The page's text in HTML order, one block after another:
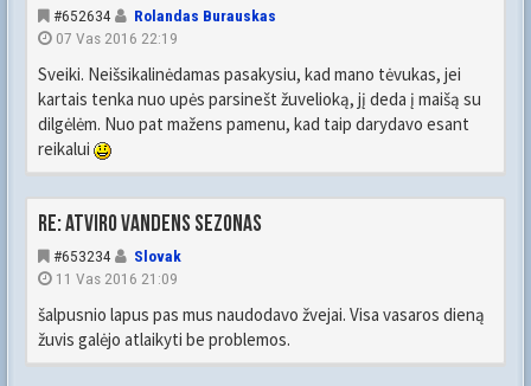
#652634
Rolandas Burauskas
07 Vas 2016 22:19
Sveiki. Neišsikalinėdamas pasakysiu, kad mano tėvukas, jei
kartais tenka nuo upės parsinešt žuvelioką, jį deda į maišą su
dilgėlėm. Nuo pat mažens pamenu, kad taip darydavo esant
reikalui
Re: Atviro vandens sezonas
#653234
Slovak
11 Vas 2016 21:09
šalpusnio lapus pas mus naudodavo žvejai. Visa vasaros dieną
žuvis galėjo atlaikyti be problemos.